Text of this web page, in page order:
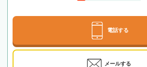
電話する
メールする